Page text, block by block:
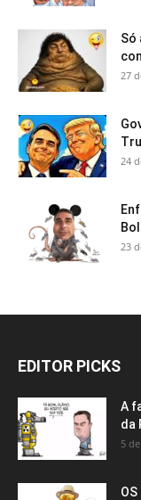
Só
27
24
23
EDITOR PICKS
A
da
5
OS